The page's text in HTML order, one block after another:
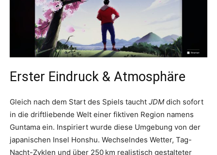
Erster Eindruck & Atmosphäre
Gleich nach dem Start des Spiels taucht JDM dich sofort
in die driftliebende Welt einer fiktiven Region namens
Guntama ein. Inspiriert wurde diese Umgebung von der
japanischen Insel Honshu. Wechselndes Wetter, Tag-
Nacht-Zyklen und über 250 km realistisch gestalteter